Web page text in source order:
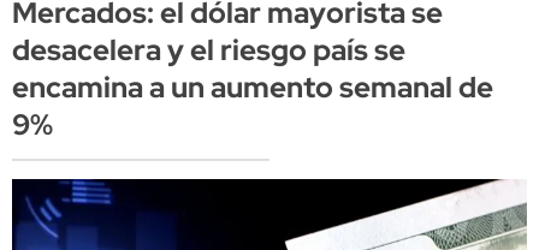
Mercados: el dólar mayorista se
desacelera y el riesgo país se
encamina a un aumento semanal de
9%